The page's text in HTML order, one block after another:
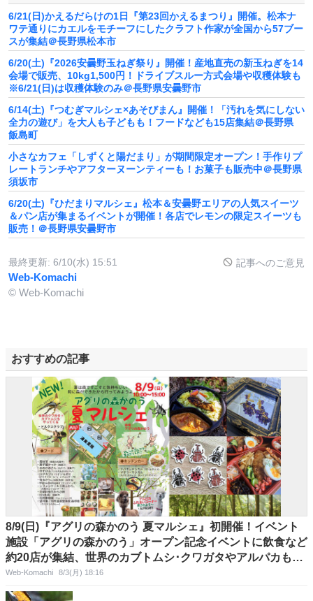
6/21(日)かえるだらけの1日『第23回かえるまつり』開催。松本ナ
ワテ通りにカエルをモチーフにしたクラフト作家が全国から57ブー
スが集結＠長野県松本市
6/20(土)『2026安曇野玉ねぎ祭り』開催！産地直売の新玉ねぎを14
会場で販売、10kg1,500円！ドライブスルー方式会場や収穫体験も
※6/21(日)は収穫体験のみ＠長野県安曇野市
6/14(土)『つむぎマルシェ×あそびまん』開催！「汚れを気にしない
全力の遊び」を大人も子どもも！フードなども15店集結＠長野県
飯島町
小さなカフェ「しずくと陽だまり」が期間限定オープン！手作りプ
レートランチやアフターヌーンティーも！お菓子も販売中＠長野県
須坂市
6/20(土)『ひだまりマルシェ』松本＆安曇野エリアの人気スイーツ
＆パン店が集まるイベントが開催！各店でレモンの限定スイーツも
販売！＠長野県安曇野市
最終更新: 6/10(水) 15:51 記事へのご意見
Web-Komachi
© Web-Komachi
おすすめの記事
8/9(日)『アグリの森かのう 夏マルシェ』初開催！イベント
施設「アグリの森かのう」オープン記念イベントに飲食など
約20店が集結、世界のカブトムシ･クワガタやアルパカもや
ってきます！＠長野県東御市
Web-Komachi 8/3(月) 18:16